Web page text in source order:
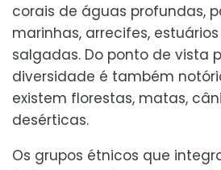
corais de águas profundas,
marinhas, arrecifes,
salgadas. Do ponto de vista
diversidade é também
existem florestas, matas,
desérticas.
Os grupos étnicos que